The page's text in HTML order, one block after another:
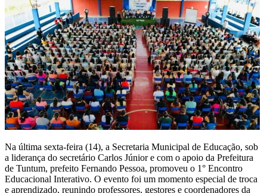
Na última sexta-feira (14), a Secretaria Municipal de Educação, sob
a liderança do secretário Carlos Júnior e com o apoio da Prefeitura
de Tuntum, prefeito Fernando Pessoa, promoveu o 1° Encontro
Educacional Interativo. O evento foi um momento especial de troca
e aprendizado, reunindo professores, gestores e coordenadores da